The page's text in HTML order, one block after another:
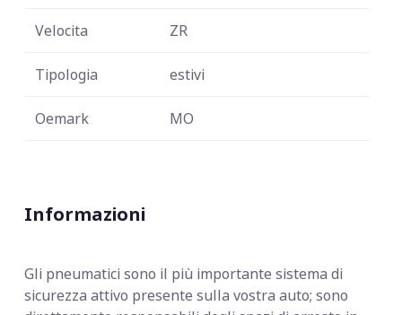
Velocita ZR
Tipologia estivi
Oemark MO
Informazioni
Gli pneumatici sono il più importante sistema di
sicurezza attivo presente sulla vostra auto; sono